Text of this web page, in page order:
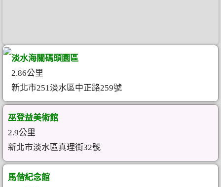
淡水海關碼頭園區
2.86公里
新北市251淡水區中正路259號
巫登益美術館
2.9公里
新北市淡水區真理街32號
馬偕紀念館